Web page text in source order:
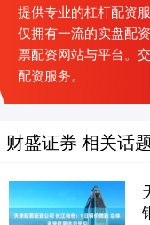
提供专业的杠杆配资
仅拥有一流的实盘配
票配资网站与平台。
配资服务。
财盛证券 相关话